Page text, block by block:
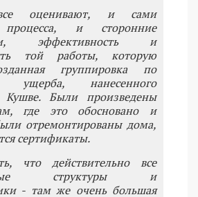
оценивают, и сами
процесса, и сторонние
эффективность и
той работы, которую
группировка по
ущерба, нанесенного
Кушве. Были произведены
где это обосновано и
отремонтированы дома,
сертификаты.
что действительно все
структуры и
- там же очень большая